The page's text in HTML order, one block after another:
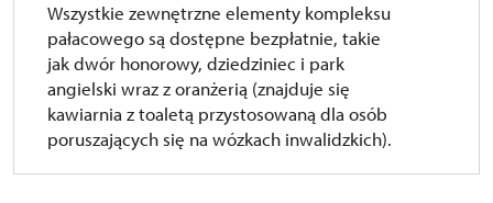
Wszystkie zewnętrzne elementy kompleksu
pałacowego są dostępne bezpłatnie, takie
jak dwór honorowy, dziedziniec i park
angielski wraz z oranżerią (znajduje się
kawiarnia z toaletą przystosowaną dla osób
poruszających się na wózkach inwalidzkich).